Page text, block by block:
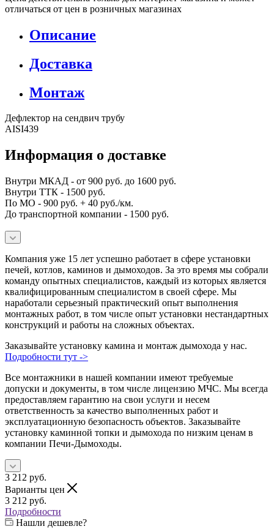
отличаться от цен в розничных магазинах
Описание
Доставка
Монтаж
Дефлектор на сендвич трубу
AISI439
Информация о доставке
Внутри МКАД - от 900 руб. до 1600 руб.
Внутри ТТК - 1500 руб.
По МО - 900 руб. + 40 руб./км.
До транспортной компании - 1500 руб.
Компания уже 15 лет успешно работает в сфере установки
печей, котлов, каминов и дымоходов. За это время мы собрали
команду опытных специалистов, каждый из которых является
квалифицированным специалистом в своей сфере. Мы
наработали серьезный практический опыт выполнения
монтажных работ, в том числе опыт установки нестандартных
конструкций и работы на сложных объектах.
Заказывайте установку камина и монтаж дымохода у нас.
Подробности тут ->
Все монтажники в нашей компании имеют требуемые
допуски и документы, в том числе лицензию МЧС. Мы всегда
предоставляем гарантию на свои услуги и несем
ответственность за качество выполненных работ и
эксплуатационную безопасность объектов. Заказывайте
установку каминной топки и дымохода по низким ценам в
компании Печи-Дымоходы.
3 212 руб.
Варианты цен
3 212 руб.
Подробности
Нашли дешевле?